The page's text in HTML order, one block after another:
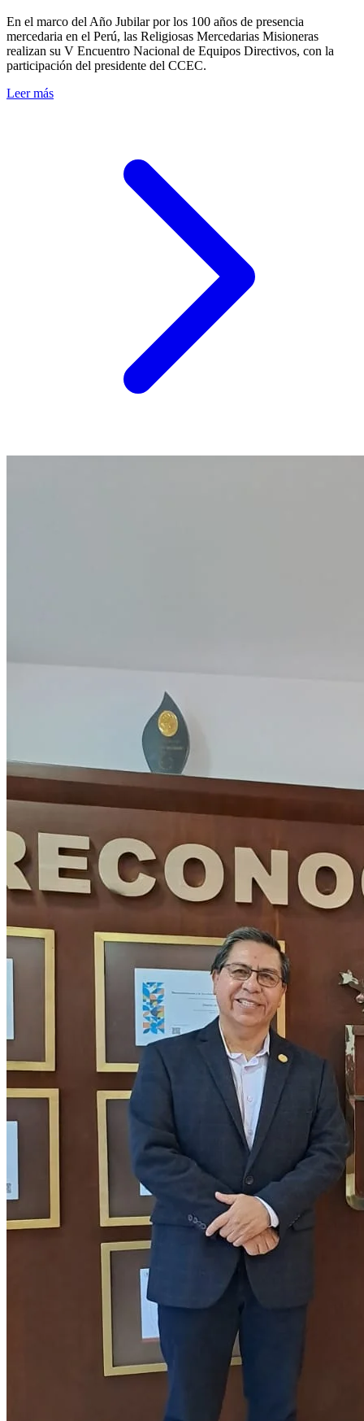
En el marco del Año Jubilar por los 100 años de presencia
mercedaria en el Perú, las Religiosas Mercedarias Misioneras
realizan su V Encuentro Nacional de Equipos Directivos, con la
participación del presidente del CCEC.
Leer más